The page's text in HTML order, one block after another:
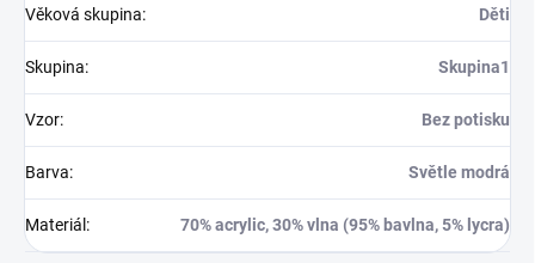
Věková skupina: Děti
Skupina: Skupina1
Vzor: Bez potisku
Barva: Světle modrá
Materiál : 70% acrylic, 30% vlna (95% bavlna, 5% lycra)